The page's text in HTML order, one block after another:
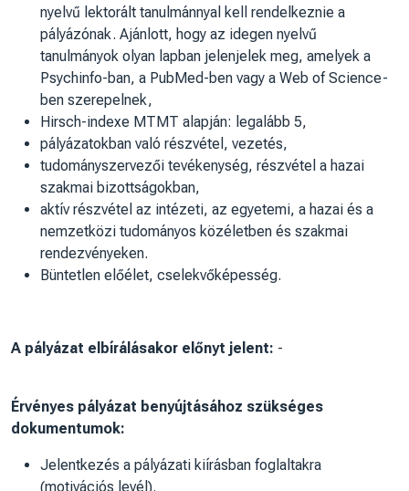
nyelvű lektorált tanulmánnyal kell rendelkeznie a
pályázónak. Ajánlott, hogy az idegen nyelvű
tanulmányok olyan lapban jelenjelek meg, amelyek a
Psychinfo-ban, a PubMed-ben vagy a Web of Science-
ben szerepelnek,
Hirsch-indexe MTMT alapján: legalább 5,
pályázatokban való részvétel, vezetés,
tudományszervezői tevékenység, részvétel a hazai
szakmai bizottságokban,
aktív részvétel az intézeti, az egyetemi, a hazai és a
nemzetközi tudományos közéletben és szakmai
rendezvényeken.
Büntetlen előélet, cselekvőképesség.
A pályázat elbírálásakor előnyt jelent: -
Érvényes pályázat benyújtásához szükséges
dokumentumok:
Jelentkezés a pályázati kiírásban foglaltakra
(motivációs levél).